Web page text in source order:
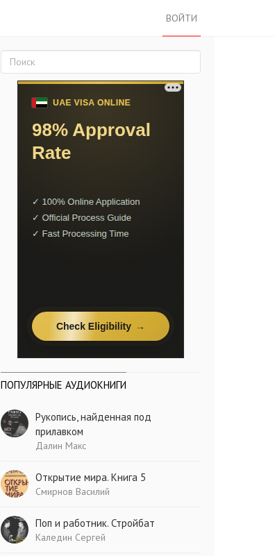
ВОЙТИ
ПОПУЛЯРНЫЕ АУДИОКНИГИ
Рукопись, найденная под
прилавком
Далин Макс
Открытие мира. Книга 5
Смирнов Василий
Поп и работник. Стройбат
Каледин Сергей